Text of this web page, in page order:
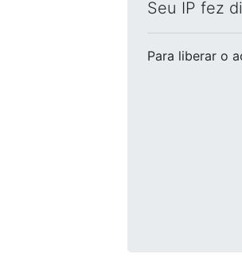
Seu IP fez
Para liberar o